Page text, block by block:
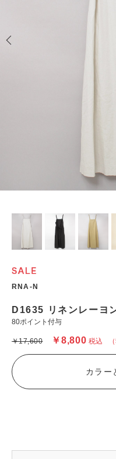
RNA-N
D1635 リネンレーヨ
80ポイント付与
￥8,800 税込
￥17,600
カラー